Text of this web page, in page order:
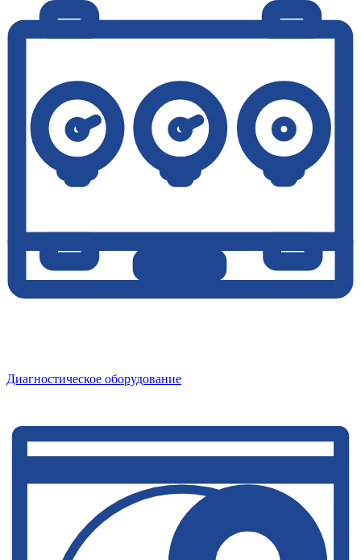
Диагностическое оборудование